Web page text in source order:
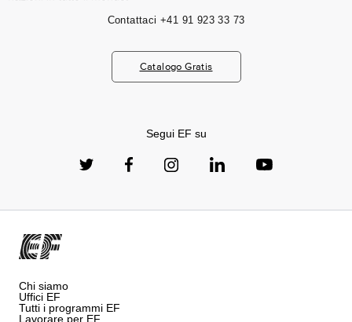
Contattaci +41 91 923 33 73
Catalogo Gratis
Segui EF su
Chi siamo
Uffici EF
Tutti i programmi EF
Lavorare per EF